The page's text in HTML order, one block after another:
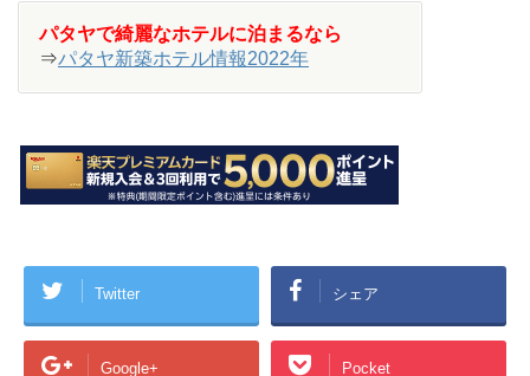
パタヤで綺麗なホテルに泊まるなら
⇒パタヤ新築ホテル情報2022年
Twitter シェア
Google+ Pocket